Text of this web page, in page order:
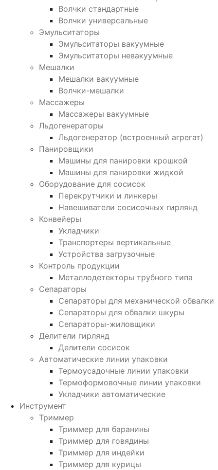
Волчки стандартные
Волчки универсальные
Эмульситаторы
Эмульситаторы вакуумные
Эмульситаторы невакуумные
Мешалки
Мешалки вакуумные
Волчки-мешалки
Массажеры
Массажеры вакуумные
Льдогенераторы
Льдогенератор (встроенный агрегат)
Панировщики
Машины для панировки крошкой
Машины для панировки жидкой
Оборудование для сосисок
Перекрутчики и линкеры
Навешиватели сосисочных гирлянд
Конвейеры
Укладчики
Транспортеры вертикальные
Устройства загрузочные
Контроль продукции
Металлодетекторы трубного типа
Сепараторы
Сепараторы для механической обвалки
Сепараторы для обвалки шкуры
Сепараторы-жиловщики
Делители гирлянд
Делители сосисок
Автоматические линии упаковки
Термоусадочные линии упаковки
Термоформовочные линии упаковки
Укладчики автоматические
Инструмент
Триммер
Триммер для баранины
Триммер для говядины
Триммер для индейки
Триммер для курицы